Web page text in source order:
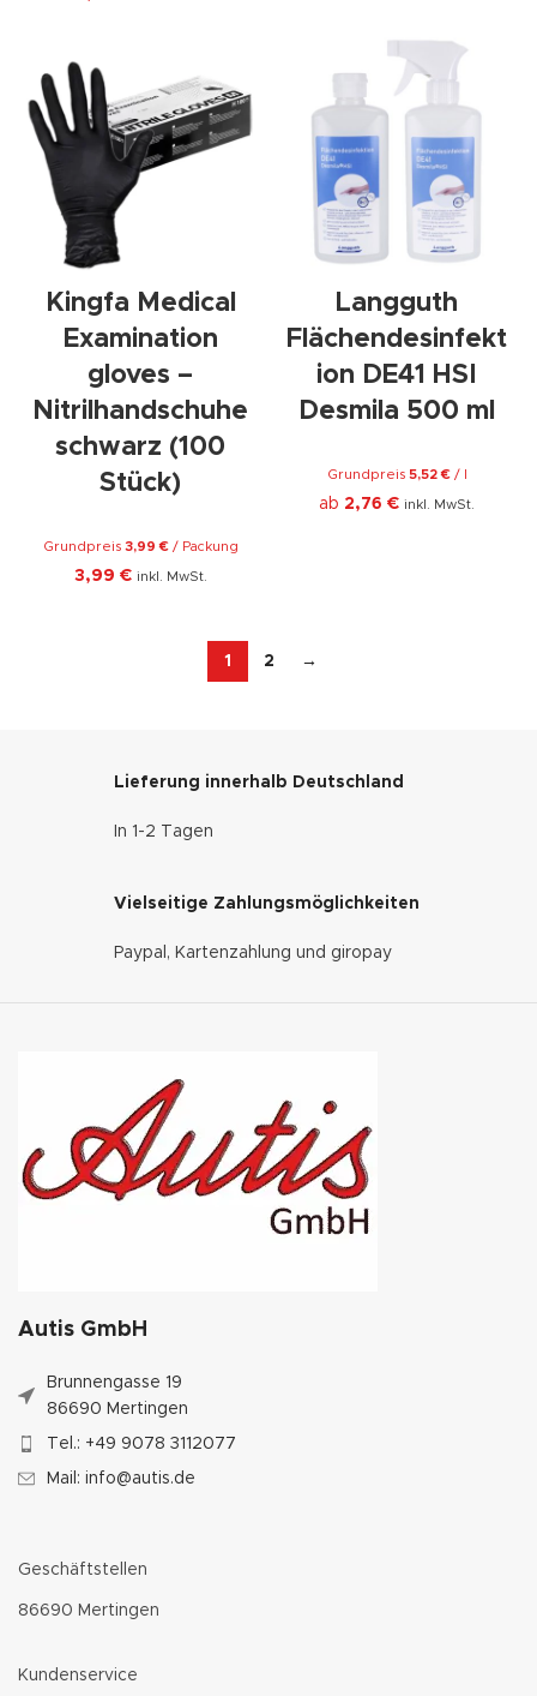
Kingfa Medical
Examination
gloves –
Nitrilhandschuhe
schwarz (100
Stück)
3,99 € inkl. MwSt.
Grundpreis 3,99€/ Packung
Langguth
Flächendesinfekt
ion DE41 HSI
Desmila 500 ml
ab 2,76 € inkl. MwSt.
Grundpreis 5,52€/
1 2 →
Lieferung innerhalb Deutschland
In 1-2 Tagen
Vielseitige Zahlungsmöglichkeiten
Paypal, Kartenzahlung und giropay
Autis GmbH
Brunnengasse 19
86690 Mertingen
Tel.: +49 9078 3112077
Mail: info@autis.de
Geschäftstellen
86690 Mertingen
Kundenservice